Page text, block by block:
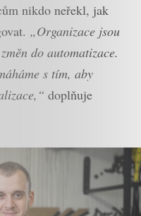
nikdo neřekl, jak
„Organizace jsou
do automatizace.
s tím, aby
doplňuje